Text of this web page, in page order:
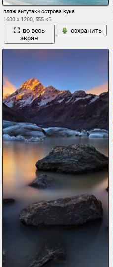
пляж аитутаки острова кука
1600 x 1200, 555 кБ
во весь
экран
сохранить